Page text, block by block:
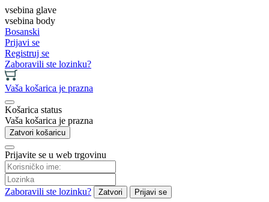
vsebina glave
vsebina body
Bosanski
Prijavi se
Registruj se
Zaboravili ste lozinku?
Vaša košarica je prazna
Košarica status
Vaša košarica je prazna
Zatvori košaricu
Prijavite se u web trgovinu
Zaboravili ste lozinku? Zatvori Prijavi se